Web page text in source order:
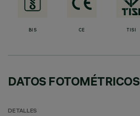
BIS CE TISI
DATOS FOTOMÉTRICOS
DETALLES